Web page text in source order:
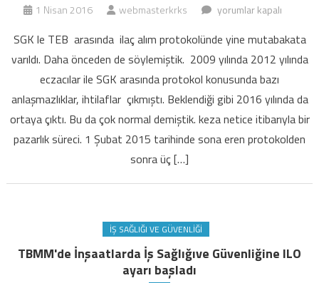
1 Nisan 2016 webmasterkrks
Vatandaş
ilaca
sorunsuz
ulaşacak
mı
için
yorumlar kapalı
SGK le TEB arasında ilaç alım protokolünde yine mutabakata
varıldı. Daha önceden de söylemiştik. 2009 yılında 2012 yılında
eczacılar ile SGK arasında protokol konusunda bazı
anlaşmazlıklar, ihtilaflar çıkmıştı. Beklendiği gibi 2016 yılında da
ortaya çıktı. Bu da çok normal demiştik. keza netice itibarıyla bir
pazarlık süreci. 1 Şubat 2015 tarihinde sona eren protokolden
sonra üç […]
İŞ SAĞLIĞI VE GÜVENLIĞI
TBMM'de İnşaatlarda İş Sağlığıve Güvenliğine ILO
ayarı başladı